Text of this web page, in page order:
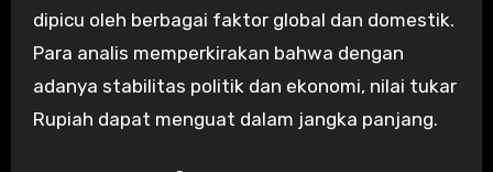
dipicu oleh berbagai faktor global dan domestik.
Para analis memperkirakan bahwa dengan
adanya stabilitas politik dan ekonomi, nilai tukar
Rupiah dapat menguat dalam jangka panjang.